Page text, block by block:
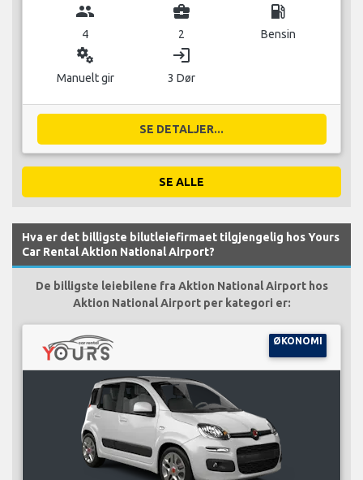
group
4
business_center
2
local_gas_station
Bensin
miscellaneous_services
Manuelt gir
login
3 Dør
SE DETALJER...
SE ALLE
Hva er det billigste bilutleiefirmaet tilgjengelig hos Yours
Car Rental Aktion National Airport?
De billigste leiebilene fra Aktion National Airport hos
Aktion National Airport per kategori er:
ØKONOMI